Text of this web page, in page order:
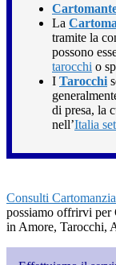
La
tramite la
possono
tarocchi o
I Tarocchi
di presa, la
nell’Italia
Consulti
possiamo offrirvi per
in Amore, Tarocchi,